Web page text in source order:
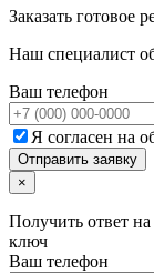
Заказать готовое
Наш специалист
Ваш телефон
Я согласен на
×
Получить ответ
ключ
Ваш телефон